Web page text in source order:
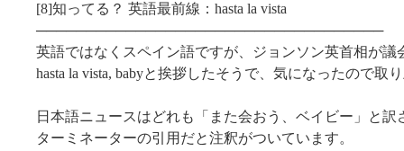
[8]知ってる？ 英語最前線：hasta la vista
───────────────────────────────────
英語ではなくスペイン語ですが、ジョンソン英首相が議
hasta la vista, babyと挨拶したそうで、気になったので取
日本語ニュースはどれも「また会おう、ベイビー」と訳
ターミネーターの引用だと注釈がついています。